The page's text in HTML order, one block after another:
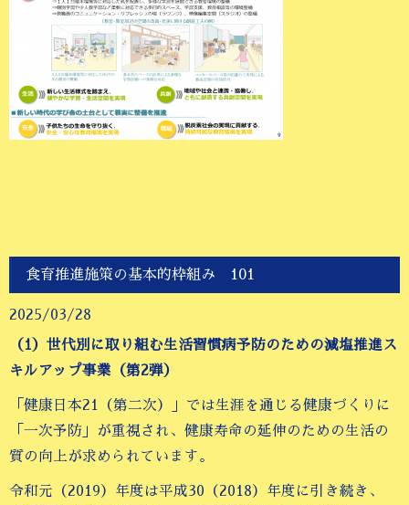
食育推進施策の基本的枠組み 101
2025/03/28
（1）世代別に取り組む生活習慣病予防のための減塩推進ス
キルアップ事業（第2弾）
「健康日本21（第二次）」では生涯を通じる健康づくりに
「一次予防」が重視され、健康寿命の延伸のための生活の
質の向上が求められています。
令和元（2019）年度は平成30（2018）年度に引き続き、